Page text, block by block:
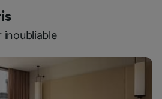
inoubliable